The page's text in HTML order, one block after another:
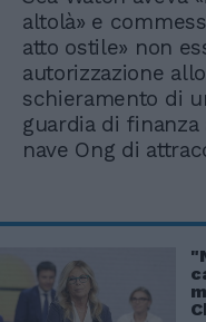
altolà» e
atto ostile» non
autorizzazione
schieramento di
guardia di
nave Ong di